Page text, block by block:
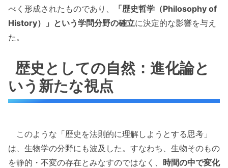
べく形成されたものであり、
「歴史哲学（Philosophy of
History）」という学問分野の確立に決定的な影響を与え
た。
歴史としての自然：進化論と
いう新たな視点
このような「歴史を法則的に理解しようとする思考」
は、生物学の分野にも波及した。すなわち、生物そのもの
を静的・不変の存在とみなすのではなく、 時間の中で変化